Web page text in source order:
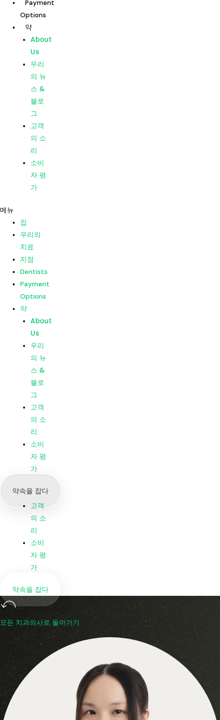
집
우리의
치료
지점
Dentists
Payment
Options
약
About
Us
우리
의 뉴
스 &
의 소
리
소비
자 평
가
메뉴
집
우리의
치료
지점
Dentists
Payment
Options
약
About
Us
우리
의 뉴
스 &
그
고객
의 소
리
소비
자 평
가
약속을 잡다
Payment
Options
약
About
Us
우리
의 뉴
스 &
블로
그
고객
의 소
리
소비
자 평
가
메뉴
집
우리의
치료
지점
Dentists
Payment
Options
약
About
Us
우리
의 뉴
스 &
블로
그
고객
의 소
리
소비
자 평
가
약속을 잡다
모든 치과의사로 돌아가기